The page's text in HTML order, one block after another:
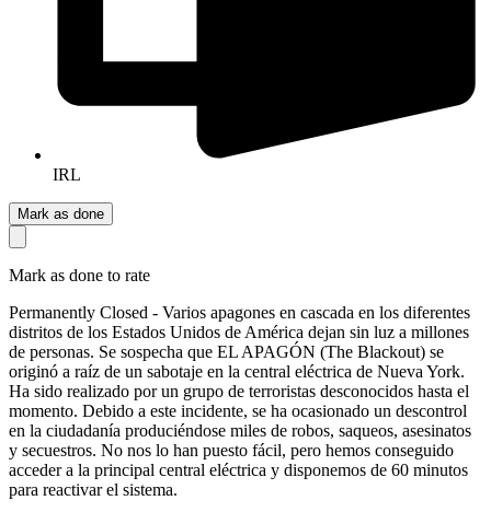
IRL
Mark as done
Mark as done to rate
Permanently Closed - Varios apagones en cascada en los diferentes
distritos de los Estados Unidos de América dejan sin luz a millones
de personas. Se sospecha que EL APAGÓN (The Blackout) se
originó a raíz de un sabotaje en la central eléctrica de Nueva York.
Ha sido realizado por un grupo de terroristas desconocidos hasta el
momento. Debido a este incidente, se ha ocasionado un descontrol
en la ciudadanía produciéndose miles de robos, saqueos, asesinatos
y secuestros. No nos lo han puesto fácil, pero hemos conseguido
acceder a la principal central eléctrica y disponemos de 60 minutos
para reactivar el sistema.